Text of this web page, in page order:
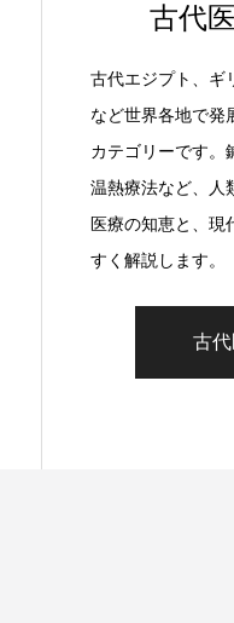
古代
古代エジプト、ギ
など世界各地で発
カテゴリーです。
温熱療法など、人
医療の知恵と、現
すく解説します。
古